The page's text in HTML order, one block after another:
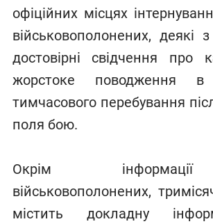
офіційних місцях
військовополонених, деякі
достовірні свідчення про
жорстоке поводження
тимчасового перебування
поля бою.
Окрім
військовополонених,
містить докладну